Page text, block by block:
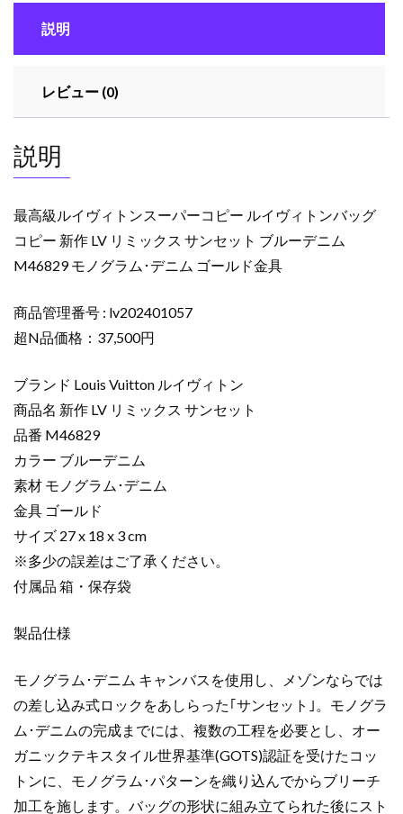
ン
ー
コ
ー
ル
ヴ
ィ
ト
バ
ッ
コ
ピ
ー
新
作
LV
リ
ミ
ッ
ク
ス
ン
ッ
ト
ブ
ー
デ
ニ
説明
レビュー (0)
説明
最高級ルイヴィトンスーパーコピー ルイヴィトンバッグ
コピー 新作 LV リミックス サンセット ブルーデニム
M46829 モノグラム･デニム ゴールド金具
商品管理番号 : lv202401057
超N品価格：37,500円
ブランド Louis Vuitton ルイヴィトン
商品名 新作 LV リミックス サンセット
品番 M46829
カラー ブルーデニム
素材 モノグラム･デニム
金具 ゴールド
サイズ 27 x 18 x 3 cm
※多少の誤差はご了承ください。
付属品 箱・保存袋
製品仕様
モノグラム･デニム キャンバスを使用し、メゾンならでは
の差し込み式ロックをあしらった｢サンセット｣。モノグラ
ム･デニムの完成までには、複数の工程を必要とし、オー
ガニックテキスタイル世界基準(GOTS)認証を受けたコッ
トンに、モノグラム･パターンを織り込んでからブリーチ
加工を施します。バッグの形状に組み立てられた後にスト